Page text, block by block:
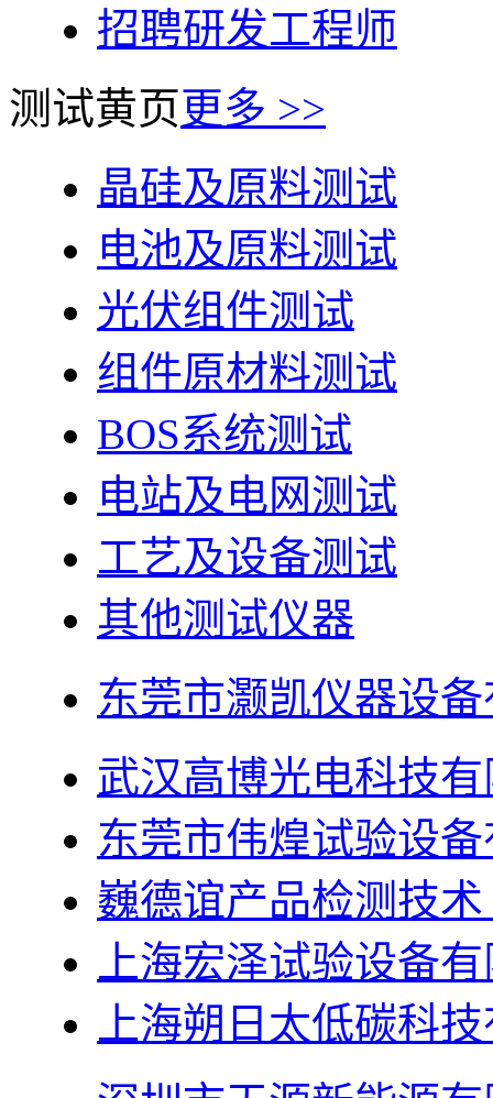
招聘研发工程师
测试黄页更多 >>
晶硅及原料测试
电池及原料测试
光伏组件测试
组件原材料测试
BOS系统测试
电站及电网测试
工艺及设备测试
其他测试仪器
东莞市灏凯仪器设
武汉高博光电科技
东莞市伟煌试验设
巍德谊产品检测技
上海宏泽试验设备
上海朔日太低碳科